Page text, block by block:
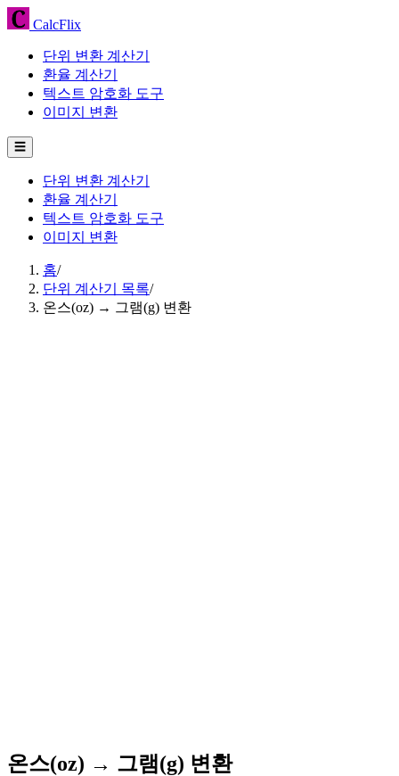
CalcFlix
단위 변환 계산기
환율 계산기
텍스트 암호화 도구
이미지 변환
☰
단위 변환 계산기
환율 계산기
텍스트 암호화 도구
이미지 변환
홈/
단위 계산기 목록/
온스(oz) → 그램(g) 변환
온스(oz) → 그램(g) 변환